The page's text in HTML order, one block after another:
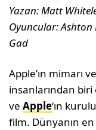
Yazan: Matt
Oyuncular: Ashton
Gad
Apple’ın mimarı
insanlarından biri
veApple‘ın
film. Dünyanın en